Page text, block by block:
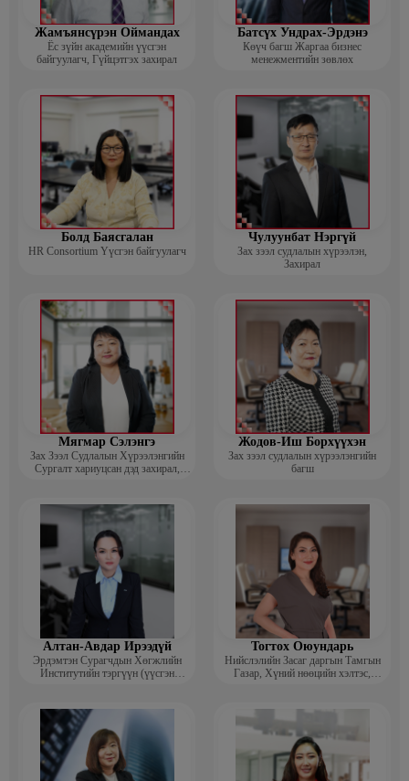
Жамъянсүрэн Оймандах
Ёс зүйн академийн үүсгэн
байгуулагч, Гүйцэтгэх захирал
Батсүх Ундрах-Эрдэнэ
Көүч багш Жаргаа бизнес
менежментийн зөвлөх
Болд Баясгалан
HR Consortium Үүсгэн байгуулагч
Чулуунбат Нэргүй
Зах зээл судлалын хүрээлэн,
Захирал
Мягмар Сэлэнгэ
Зах Зээл Судлалын Хүрээлэнгийн
Сургалт хариуцсан дэд захирал,
Жодов-Иш Борхүүхэн
Зах зээл судлалын хүрээлэнгийн
багш
Алтан-Авдар Ирээдүй
Эрдэмтэн Сурагчдын Хөгжлийн
Институтийн тэргүүн (үүсгэн
Тогтох Оюундарь
Нийслэлийн Засаг даргын Тамгын
Газар, Хүний нөөцийн хэлтэс,